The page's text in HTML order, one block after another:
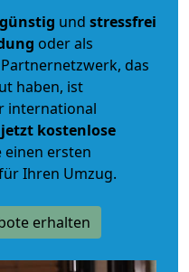
und stressfrei
oder als
das
haben, ist
international
kostenlose
einen ersten
Ihren Umzug.
erhalten